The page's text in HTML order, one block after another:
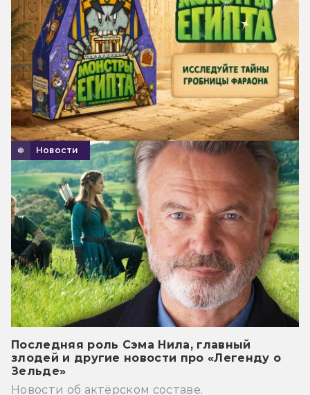
Новости
Последняя роль Сэма Нила, главный
злодей и другие новости про «Легенду о
Зельде»
Новости об актёрском составе.